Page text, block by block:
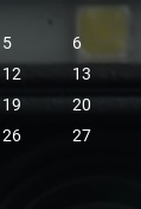
5 6
12 13
19 20
26 27